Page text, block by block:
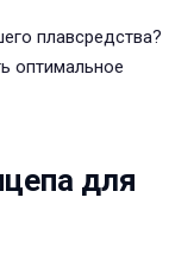
плавсредства?
оптимальное
для